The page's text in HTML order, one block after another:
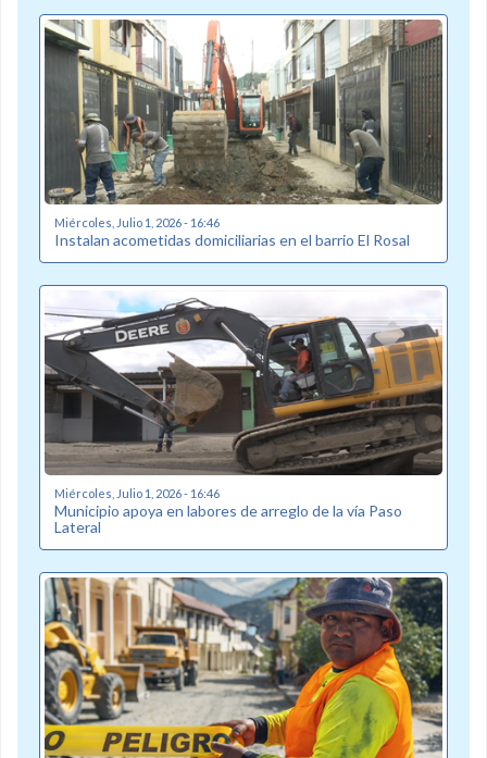
Miércoles, Julio 1, 2026 - 16:46
Instalan acometidas domiciliarias en el barrio El Rosal
Miércoles, Julio 1, 2026 - 16:46
Municipio apoya en labores de arreglo de la vía Paso
Lateral